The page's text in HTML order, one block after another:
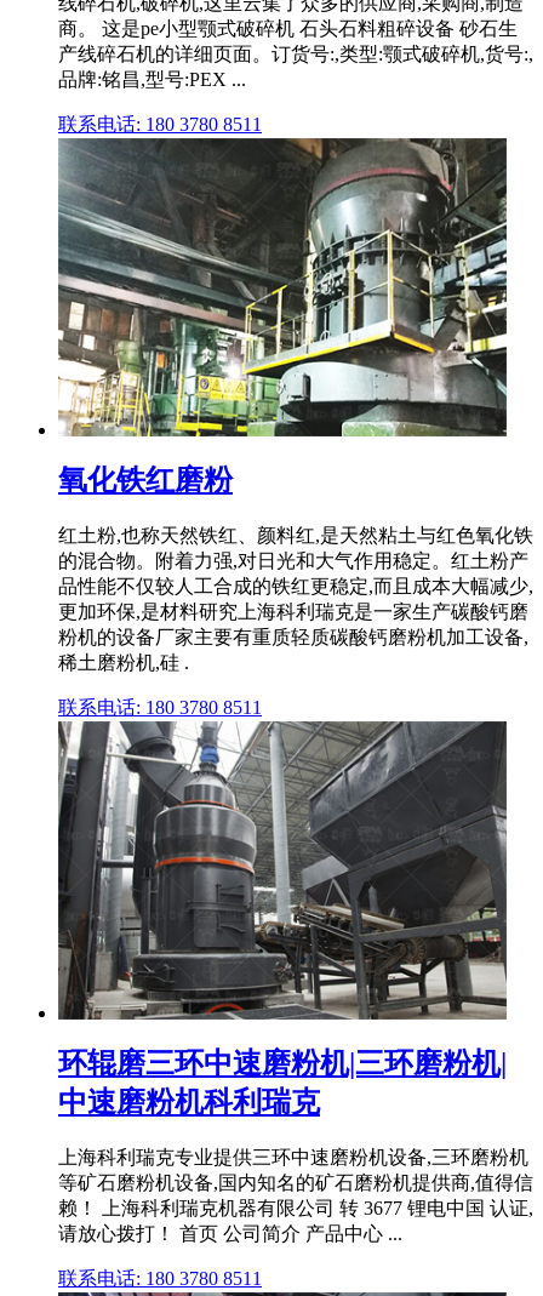
商。 这是pe小型颚式破碎机 石头石料粗碎设备 砂石生
产线碎石机的详细页面。订货号:,类型:颚式破碎机,货号:,
品牌:铭昌,型号:PEX ...
联系电话: 180 3780 8511
氧化铁红磨粉
红土粉,也称天然铁红、颜料红,是天然粘土与红色氧化铁
的混合物。附着力强,对日光和大气作用稳定。红土粉产
品性能不仅较人工合成的铁红更稳定,而且成本大幅减少,
更加环保,是材料研究上海科利瑞克是一家生产碳酸钙磨
粉机的设备厂家主要有重质轻质碳酸钙磨粉机加工设备,
稀土磨粉机,硅 .
联系电话: 180 3780 8511
环辊磨三环中速磨粉机|三环磨粉机|
中速磨粉机科利瑞克
上海科利瑞克专业提供三环中速磨粉机设备,三环磨粉机
等矿石磨粉机设备,国内知名的矿石磨粉机提供商,值得信
赖！ 上海科利瑞克机器有限公司 转 3677 锂电中国 认证,
请放心拨打！ 首页 公司简介 产品中心 ...
联系电话: 180 3780 8511